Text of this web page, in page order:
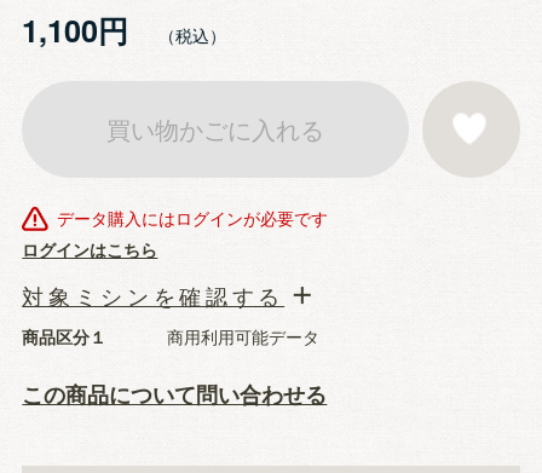
1,100円
データ購入にはログインが必要です
買い物かごに入れる
ログインはこちら
お気に入りに登
商品区分１ 商用利用可能データ
この商品について問い合わせる
対象ミシンを確認する